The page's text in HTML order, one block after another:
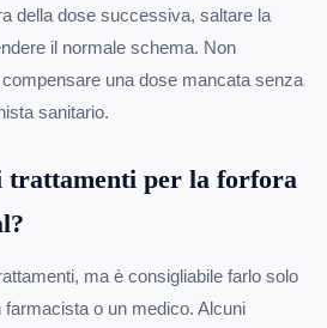
della dose successiva, saltare la
il normale schema. Non
una dose mancata senza
sanitario.
trattamenti per la forfora
ma è consigliabile farlo solo
o un medico. Alcuni